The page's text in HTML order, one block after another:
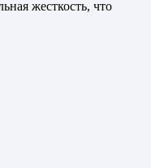
жесткость, что